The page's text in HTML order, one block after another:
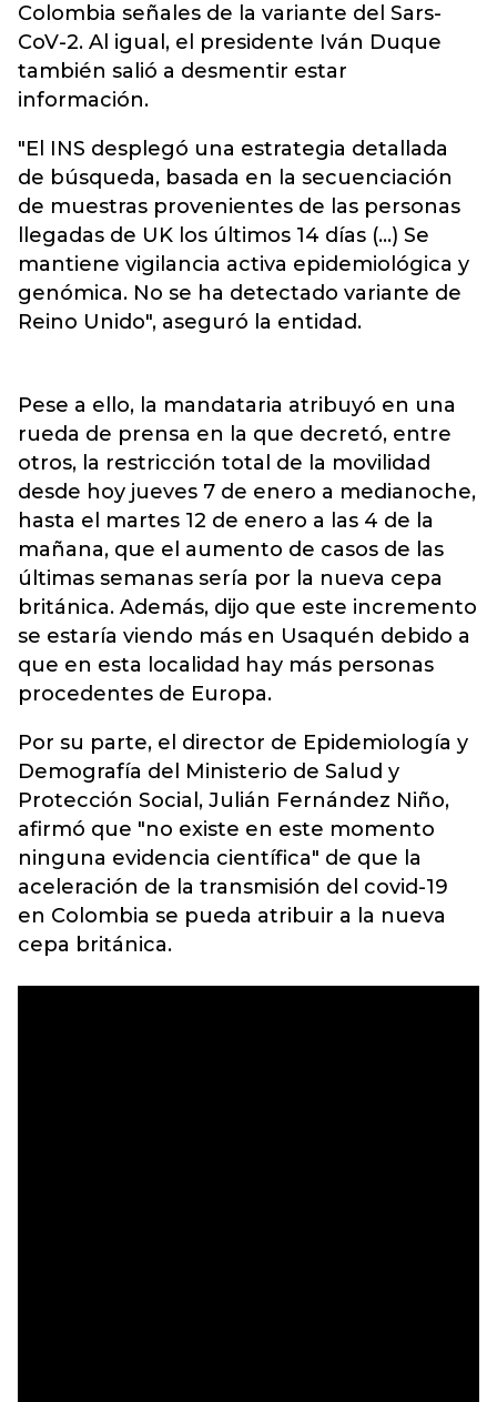
Colombia señales de la variante del Sars-
CoV-2. Al igual, el presidente Iván Duque
también salió a desmentir estar
información.
"El INS desplegó una estrategia detallada
de búsqueda, basada en la secuenciación
de muestras provenientes de las personas
llegadas de UK los últimos 14 días (...) Se
mantiene vigilancia activa epidemiológica y
genómica. No se ha detectado variante de
Reino Unido", aseguró la entidad.
Pese a ello, la mandataria atribuyó en una
rueda de prensa en la que decretó, entre
otros, la restricción total de la movilidad
desde hoy jueves 7 de enero a medianoche,
hasta el martes 12 de enero a las 4 de la
mañana, que el aumento de casos de las
últimas semanas sería por la nueva cepa
británica. Además, dijo que este incremento
se estaría viendo más en Usaquén debido a
que en esta localidad hay más personas
procedentes de Europa.
Por su parte, el director de Epidemiología y
Demografía del Ministerio de Salud y
Protección Social, Julián Fernández Niño,
afirmó que "no existe en este momento
ninguna evidencia científica" de que la
aceleración de la transmisión del covid-19
en Colombia se pueda atribuir a la nueva
cepa británica.